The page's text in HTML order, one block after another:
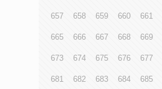
657 658 659 660 661
665 666 667 668 669
673 674 675 676 677
681 682 683 684 685